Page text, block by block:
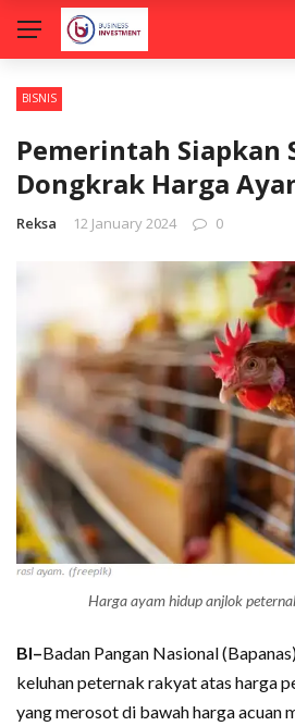
BISNIS
Pemerintah Siapkan
Dongkrak Harga
Reksa 12 January 2024 0
Harga ayam hidup anjlok
BI–Badan Pangan Nasional
keluhan peternak rakyat atas harga
yang merosot di bawah harga acuan